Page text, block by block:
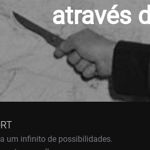
através
um infinito de possibilidades.